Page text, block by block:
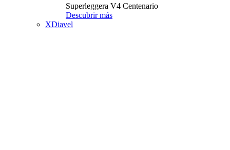
Superleggera V4 Centenario
Descubrir más
XDiavel